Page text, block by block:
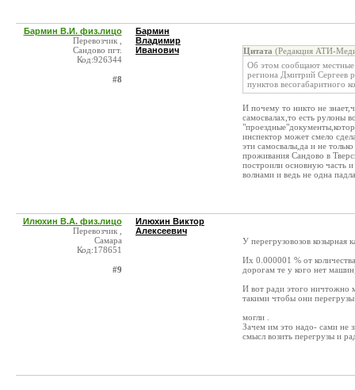
Бармин В.И. физ.лицо
Перевозчик ,
Сандово пгт.
Код:926344
#8
Бармин
Владимир
Иванович
Цитата (Редакция АТИ-
Об этом сообщают местные
региона Дмитрий Сергеев
пунктов весогабаритного
И почему то никто не
самосвалах,то есть рулоны
инспектор может смело
эти самосвалы,да и не
проживания Сандово в
построили основную часть
волнами и ведь не одна
Илюхин В.А. физ.лицо
Перевозчик ,
Самара
Код:178651
#9
Илюхин Виктор
Алексеевич
У перегрузовозов козырная
Их 0.000001 % от
дорогам те у кого нет
И вот ради этого ничтожно
такими чтобы они перегрузы
могли .
Зачем им это надо- сами не
смысл возить перегрузы и